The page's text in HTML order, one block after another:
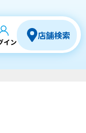
イン
店舗検索